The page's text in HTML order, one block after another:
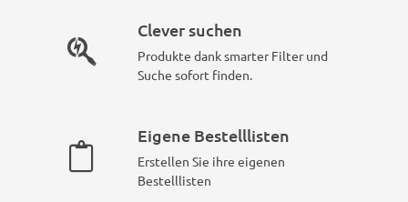
Clever suchen
Produkte dank smarter Filter und
Suche sofort finden.
Eigene Bestelllisten
Erstellen Sie ihre eigenen
Bestelllisten